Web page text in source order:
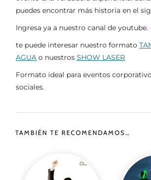
puedes encontrar más historia en el
Ingresa ya a nuestro canal de youtube.
te puede interesar nuestro formato
AGUA o nuestros SHOW LASER
Formato ideal para eventos
sociales.
TAMBIÉN TE RECOMENDAMOS…